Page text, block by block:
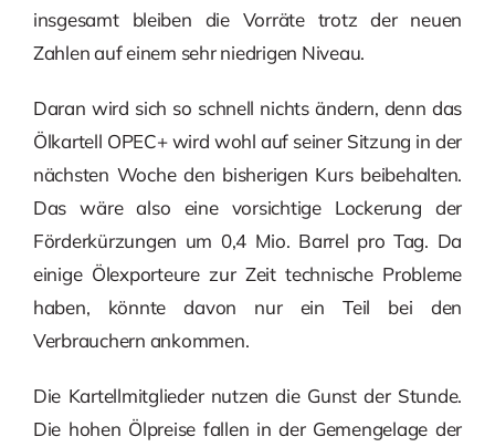
insgesamt bleiben die Vorräte trotz der neuen
Zahlen auf einem sehr niedrigen Niveau.
Daran wird sich so schnell nichts ändern, denn das
Ölkartell OPEC+ wird wohl auf seiner Sitzung in der
nächsten Woche den bisherigen Kurs beibehalten.
Das wäre also eine vorsichtige Lockerung der
Förderkürzungen um 0,4 Mio. Barrel pro Tag. Da
einige Ölexporteure zur Zeit technische Probleme
haben, könnte davon nur ein Teil bei den
Verbrauchern ankommen.
Die Kartellmitglieder nutzen die Gunst der Stunde.
Die hohen Ölpreise fallen in der Gemengelage der